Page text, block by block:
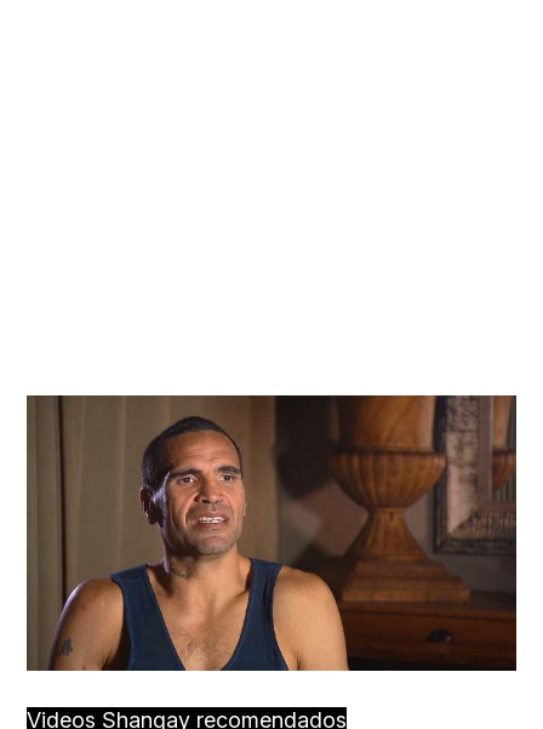
Videos Shangay recomendados